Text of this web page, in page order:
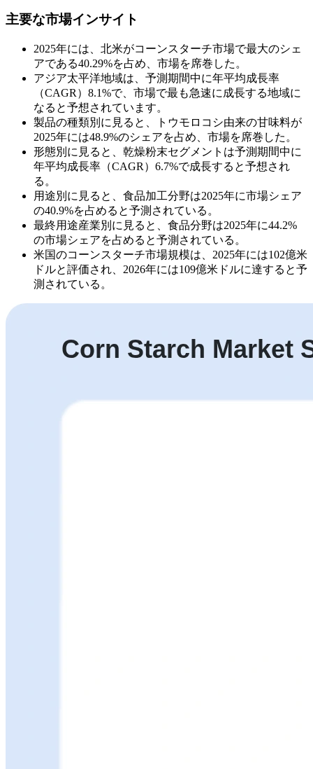
主要な市場インサイト
2025年には、北米がコーンスターチ市場で最大のシェ
アである40.29%を占め、市場を席巻した。
アジア太平洋地域は、予測期間中に年平均成長率
（CAGR）8.1%で、市場で最も急速に成長する地域に
なると予想されています。
製品の種類別に見ると、トウモロコシ由来の甘味料が
2025年には48.9%のシェアを占め、市場を席巻した。
形態別に見ると、乾燥粉末セグメントは予測期間中に
年平均成長率（CAGR）6.7%で成長すると予想され
る。
用途別に見ると、食品加工分野は2025年に市場シェア
の40.9%を占めると予測されている。
最終用途産業別に見ると、食品分野は2025年に44.2%
の市場シェアを占めると予測されている。
米国のコーンスターチ市場規模は、2025年には102億米
ドルと評価され、2026年には109億米ドルに達すると予
測されている。